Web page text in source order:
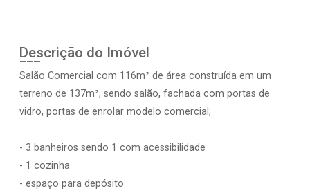
Descrição do Imóvel
Salão Comercial com 116m² de área construída em um
terreno de 137m², sendo salão, fachada com portas de
vidro, portas de enrolar modelo comercial;
- 3 banheiros sendo 1 com acessibilidade
- 1 cozinha
- espaço para depósito